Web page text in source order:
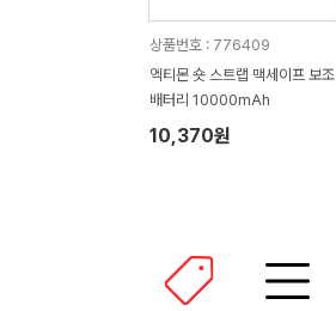
상품번호 : 776409
엑티몬 숏 스트랩 맥세이프 보조
배터리 10000mAh
10,370원